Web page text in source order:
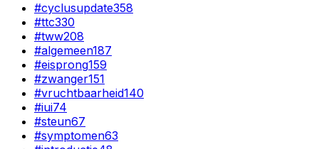
#cyclusupdate358
#ttc330
#tww208
#algemeen187
#eisprong159
#zwanger151
#vruchtbaarheid140
#iui74
#steun67
#symptomen63